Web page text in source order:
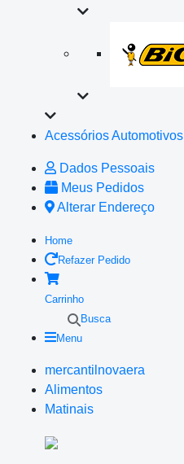
Acessórios Automotivos
Dados Pessoais
Meus Pedidos
Alterar Endereço
Home
Refazer Pedido
Carrinho
Busca
Menu
mercantilnovaera
Alimentos
Matinais